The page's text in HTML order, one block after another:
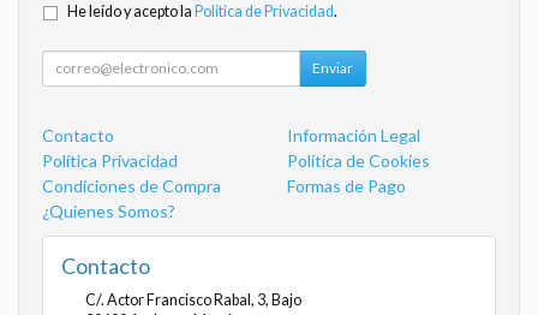
He leído y acepto la Política de Privacidad.
Enviar
Contacto
Información Legal
Política Privacidad
Política de Cookies
Condiciones de Compra
Formas de Pago
¿Quienes Somos?
Contacto
C/. Actor Francisco Rabal, 3, Bajo